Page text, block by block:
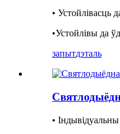
• Устойлівасць
•Устойлівы да
запытдэталь
•